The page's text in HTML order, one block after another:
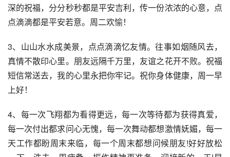
深的祝福，分分秒秒都是平安吉利，传一份浓浓的心意，点
点滴滴都是平安若意。周二欢愉！
3、山山水水成美景，点点滴滴忆友情。往事如烟随风去，
真情不散印心里。朋友远隔千万里，友谊之花开不败。祝福
短信常送去，我的心里永把你牢记。祝你身体健康，周一早
上好！
4、每一次飞翔都为看得更远，每一次等待都为获得真爱，
每一次付出都求问心无愧，每一次舞动都想激情妩媚，每一
天工作都盼周末来临，每一个周末都想问候朋友!好好放松